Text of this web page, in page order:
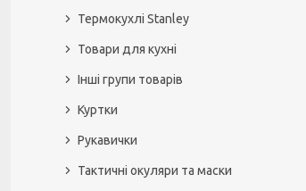
Термокухлі Stanley
Товари для кухні
Інші групи товарів
Куртки
Рукавички
Тактичні окуляри та маски